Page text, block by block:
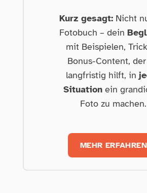
Kurz gesagt:Nicht
Fotobuch – dein
mit Beispielen,
Bonus-Content,
langfristig hilft, in
Situationein
Foto zu machen.
MEHR ERFAHREN